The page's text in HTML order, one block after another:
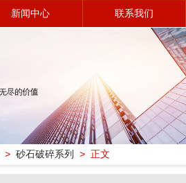
新闻中心 联系我们
> 砂石破碎系列 > 正文